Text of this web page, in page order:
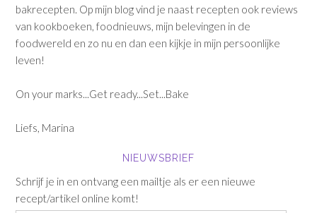
bakrecepten. Op mijn blog vind je naast recepten ook reviews
van kookboeken, foodnieuws, mijn belevingen in de
foodwereld en zo nu en dan een kijkje in mijn persoonlijke
leven!
On your marks...Get ready...Set...Bake
Liefs, Marina
NIEUWSBRIEF
Schrijf je in en ontvang een mailtje als er een nieuwe
recept/artikel online komt!